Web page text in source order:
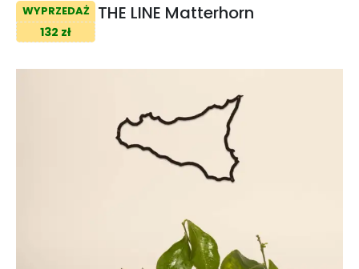
WYPRZEDAŻ
132 zł
THE LINE Matterhorn